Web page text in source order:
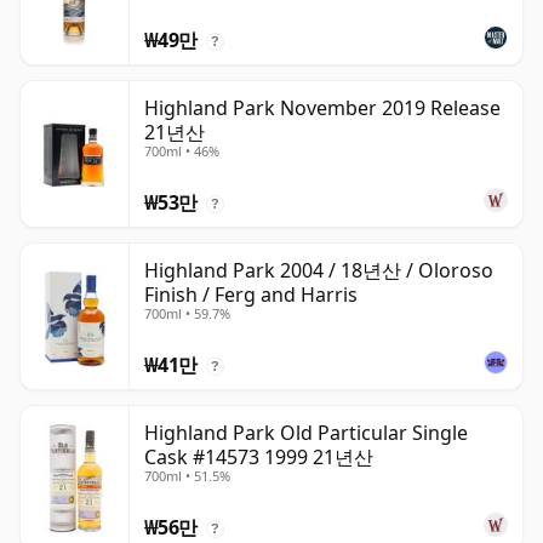
₩49만 ?
Highland Park November 2019 Release
21년산
700ml • 46%
₩53만 ?
Highland Park 2004 / 18년산 / Oloroso
Finish / Ferg and Harris
700ml • 59.7%
₩41만 ?
Highland Park Old Particular Single
Cask #14573 1999 21년산
700ml • 51.5%
₩56만 ?